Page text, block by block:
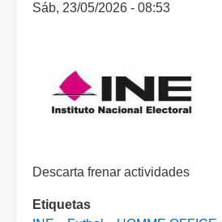
Sáb, 23/05/2026 - 08:53
Descarta frenar actividades
Etiquetas